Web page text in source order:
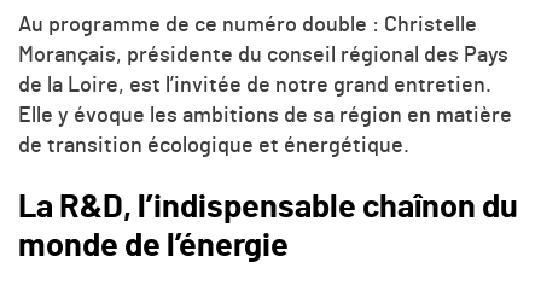
Au programme de ce numéro double : Christelle
Morançais, présidente du conseil régional des Pays
de la Loire, est l’invitée de notre grand entretien.
Elle y évoque les ambitions de sa région en matière
de transition écologique et énergétique.
La R&D, l’indispensable chaînon du
monde de l’énergie